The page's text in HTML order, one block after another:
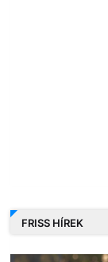
FRISS HÍREK